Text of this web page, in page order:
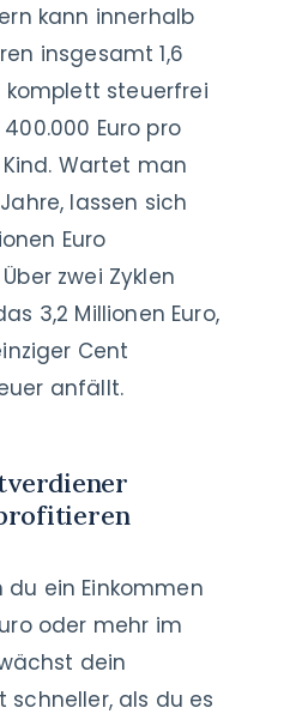
kann innerhalb
insgesamt 1,6
komplett steuerfrei
Euro pro
Wartet man
lassen sich
Euro
zwei Zyklen
3,2 Millionen Euro,
Cent
anfällt.
du ein Einkommen
oder mehr im
dein
schneller, als du es